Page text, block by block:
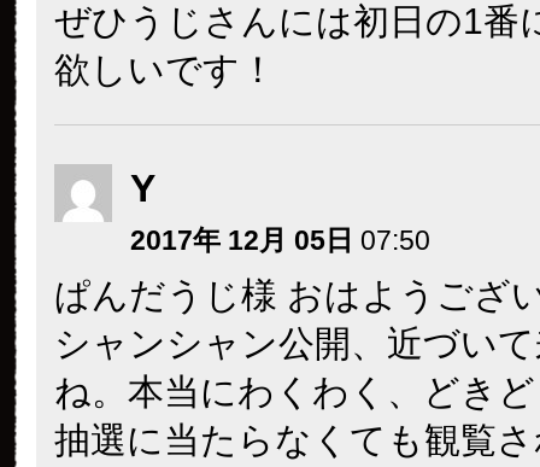
ぜひうじさんには初日の1番
欲しいです！
Y
2017年 12月 05日 07:50
ぱんだうじ様 おはようござ
シャンシャン公開、近づい
ね。本当にわくわく、どき
抽選に当たらなくても観覧